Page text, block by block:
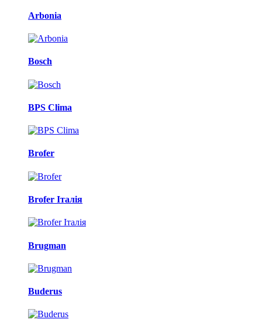
Arbonia
Bosch
BPS Clima
Brofer
Brofer Італія
Brugman
Buderus